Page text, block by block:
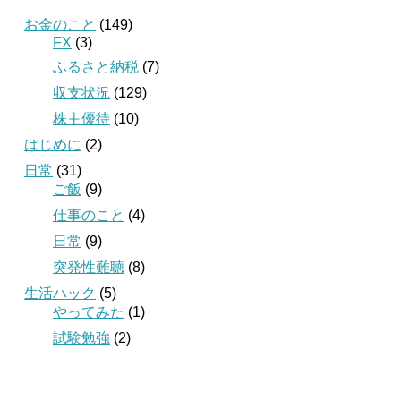
お金のこと (149)
FX (3)
ふるさと納税 (7)
収支状況 (129)
株主優待 (10)
はじめに (2)
日常 (31)
ご飯 (9)
仕事のこと (4)
日常 (9)
突発性難聴 (8)
生活ハック (5)
やってみた (1)
試験勉強 (2)